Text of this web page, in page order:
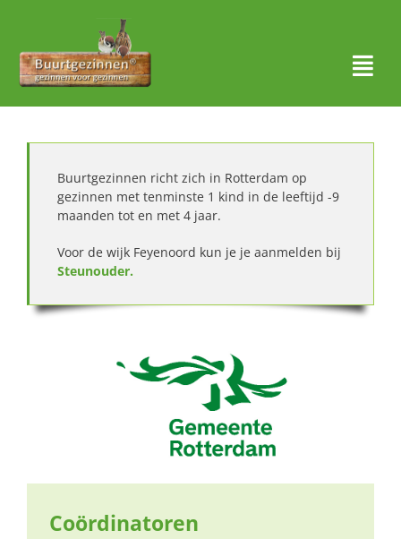
Aanmelden
Nieuws
Buurtgezinnen richt zich in Rotterdam op
gezinnen met tenminste 1 kind in de leeftijd -9
maanden tot en met 4 jaar.
Voor de wijk Feyenoord kun je je aanmelden bij
Steunouder.
Coördinatoren